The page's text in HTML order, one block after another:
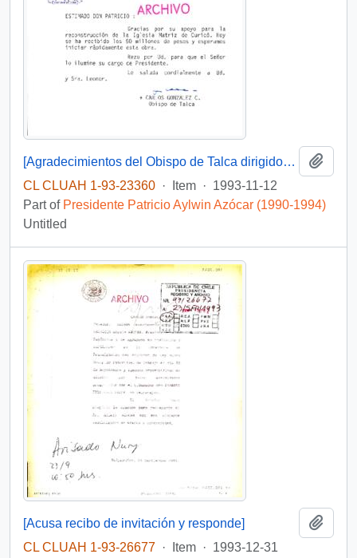
[Agradecimientos del Obispo de Talca dirigidos al Presidente Patricio Aylwin por el apoyo en la reconstrucción de la Iglesia Matriz de Curicó]
CL CLUAH 1-93-23360 · Item · 1993-11-12
Part of Presidente Patricio Aylwin Azócar (1990-1994)
Untitled
[Acusa recibo de invitación y responde]
CL CLUAH 1-93-26677 · Item · 1993-12-31